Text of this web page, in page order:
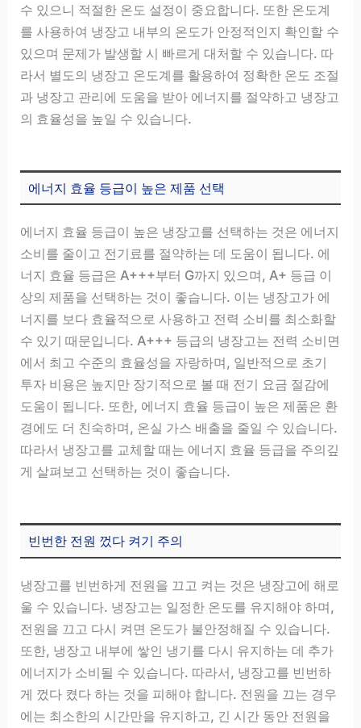
수 있으니 적절한 온도 설정이 중요합니다. 또한 온도계
를 사용하여 냉장고 내부의 온도가 안정적인지 확인할 수
있으며 문제가 발생할 시 빠르게 대처할 수 있습니다. 따
라서 별도의 냉장고 온도계를 활용하여 정확한 온도 조절
과 냉장고 관리에 도움을 받아 에너지를 절약하고 냉장고
의 효율성을 높일 수 있습니다.
에너지 효율 등급이 높은 제품 선택
에너지 효율 등급이 높은 냉장고를 선택하는 것은 에너지
소비를 줄이고 전기료를 절약하는 데 도움이 됩니다. 에
너지 효율 등급은 A+++부터 G까지 있으며, A+ 등급 이
상의 제품을 선택하는 것이 좋습니다. 이는 냉장고가 에
너지를 보다 효율적으로 사용하고 전력 소비를 최소화할
수 있기 때문입니다. A+++ 등급의 냉장고는 전력 소비면
에서 최고 수준의 효율성을 자랑하며, 일반적으로 초기
투자 비용은 높지만 장기적으로 볼 때 전기 요금 절감에
도움이 됩니다. 또한, 에너지 효율 등급이 높은 제품은 환
경에도 더 친숙하며, 온실 가스 배출을 줄일 수 있습니다.
따라서 냉장고를 교체할 때는 에너지 효율 등급을 주의깊
게 살펴보고 선택하는 것이 좋습니다.
빈번한 전원 껐다 켜기 주의
냉장고를 빈번하게 전원을 끄고 켜는 것은 냉장고에 해로
울 수 있습니다. 냉장고는 일정한 온도를 유지해야 하며,
전원을 끄고 다시 켜면 온도가 불안정해질 수 있습니다.
또한, 냉장고 내부에 쌓인 냉기를 다시 유지하는 데 추가
에너지가 소비될 수 있습니다. 따라서, 냉장고를 빈번하
게 껐다 켰다 하는 것을 피해야 합니다. 전원을 끄는 경우
에는 최소한의 시간만을 유지하고, 긴 시간 동안 전원을